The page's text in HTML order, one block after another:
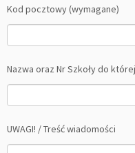
Kod pocztowy (wymagane)
Nazwa oraz Nr Szkoły do
UWAGI! / Treść wiadomości